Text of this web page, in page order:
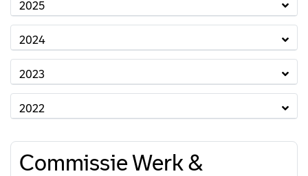
2025
2024
2023
2022
Commissie Werk &